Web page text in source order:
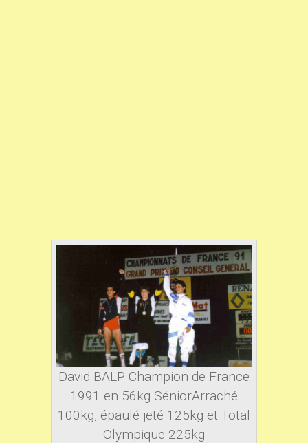
David BALP Champion de France
1991 en 56kg SéniorArraché
100kg, épaulé jeté 125kg et Total
Olympique 225kg